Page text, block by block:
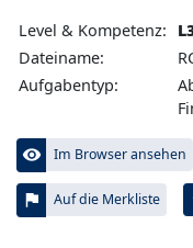
Level & Kompetenz:
Dateiname:
Aufgabentyp:
visibility Im Browser ansehen
flag Auf die Merkliste